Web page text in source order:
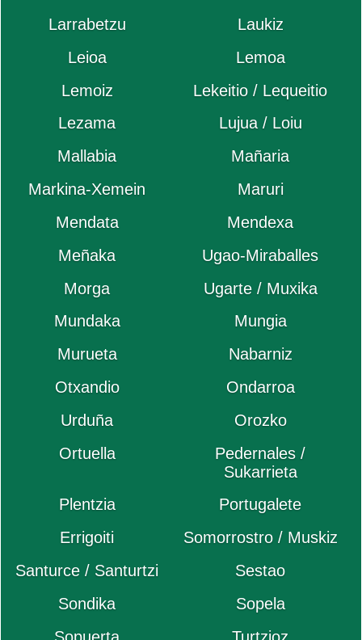
Larrabetzu
Laukiz
Leioa
Lemoa
Lemoiz
Lekeitio / Lequeitio
Lezama
Lujua / Loiu
Mallabia
Mañaria
Markina-Xemein
Maruri
Mendata
Mendexa
Meñaka
Ugao-Miraballes
Morga
Ugarte / Muxika
Mundaka
Mungia
Murueta
Nabarniz
Otxandio
Ondarroa
Urduña
Orozko
Ortuella
Pedernales /
Sukarrieta
Plentzia
Portugalete
Errigoiti
Somorrostro / Muskiz
Santurce / Santurtzi
Sestao
Sondika
Sopela